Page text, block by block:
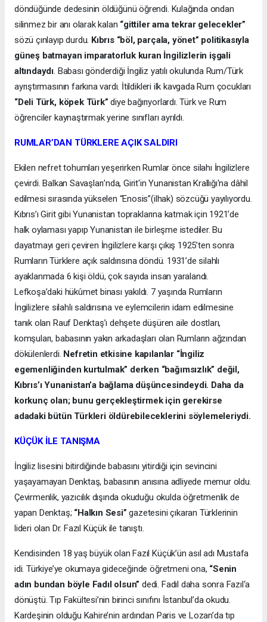
döndüğünde dedesinin öldüğünü öğrendi. Kulağında ondan
silinmez bir anı olarak kalan “gittiler ama tekrar gelecekler”
sözü çınlayıp durdu. Kıbrıs “böl, parçala, yönet” politikasıyla
güneş batmayan imparatorluk kuran İngilizlerin işgali
altındaydı. Babası gönderdiği İngiliz yatılı okulunda Rum/Türk
ayrıştırmasının farkına vardı. İtildikleri ilk kavgada Rum çocukları
“Deli Türk, köpek Türk” diye bağırıyorlardı. Türk ve Rum
öğrenciler kaynaştırmak yerine sınıfları ayrıldı.
RUMLAR’DAN TÜRKLERE AÇIK SALDIRI
Ekilen nefret tohumları yeşerirken Rumlar önce silahı İngilizlere
çevirdi. Balkan Savaşları'nda, Girit'in Yunanistan Krallığı'na dâhil
edilmesi sırasında yükselen “Enosis”(ilhak) sözcüğü yayılıyordu.
Kıbrıs’ı Girit gibi Yunanistan topraklarına katmak için 1921’de
halk oylaması yapıp Yunanistan ile birleşme istediler. Bu
dayatmayı geri çeviren İngilizlere karşı çıkış 1925’ten sonra
Rumların Türklere açık saldırısına döndü. 1931’de silahlı
ayaklanmada 6 kişi öldü, çok sayıda insan yaralandı.
Lefkoşa’daki hükûmet binası yakıldı. 7 yaşında Rumların
İngilizlere silahlı saldırısına ve eylemcilerin idam edilmesine
tanık olan Rauf Denktaş’ı dehşete düşüren aile dostları,
komşuları, babasının yakın arkadaşları olan Rumların ağzından
dökülenlerdi. Nefretin etkisine kapılanlar “İngiliz
egemenliğinden kurtulmak” derken “bağımsızlık” değil,
Kıbrıs’ı Yunanistan’a bağlama düşüncesindeydi. Daha da
korkunç olan; bunu gerçekleştirmek için gerekirse
adadaki bütün Türkleri öldürebileceklerini söylemeleriydi.
KÜÇÜK İLE TANIŞMA
İngiliz lisesini bitirdiğinde babasını yitirdiği için sevincini
yaşayamayan Denktaş, babasının anısına adliyede memur oldu.
Çevirmenlik, yazıcılık dışında okuduğu okulda öğretmenlik de
yapan Denktaş; “Halkın Sesi”gazetesini çıkaran Türklerinin
lideri olan Dr. Fazıl Küçük ile tanıştı.
Kendisinden 18 yaş büyük olan Fazıl Küçük’ün asıl adı Mustafa
idi. Türkiye’ye okumaya gideceğinde öğretmeni ona, “Senin
adın bundan böyle Fadıl olsun” dedi. Fadıl daha sonra Fazıl‘a
dönüştü. Tıp Fakültesi’nin birinci sınıfını İstanbul’da okudu.
Kardeşinin olduğu Kahire’nin ardından Paris ve Lozan’da tıp